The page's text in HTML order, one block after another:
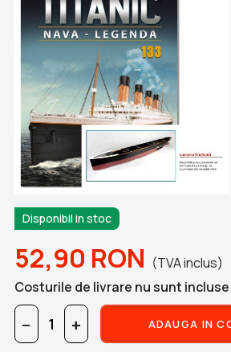
Disponibil in stoc
52,90 RON (TVA inclus)
Costurile de livrare nu sunt incluse
− + ADAUGA IN